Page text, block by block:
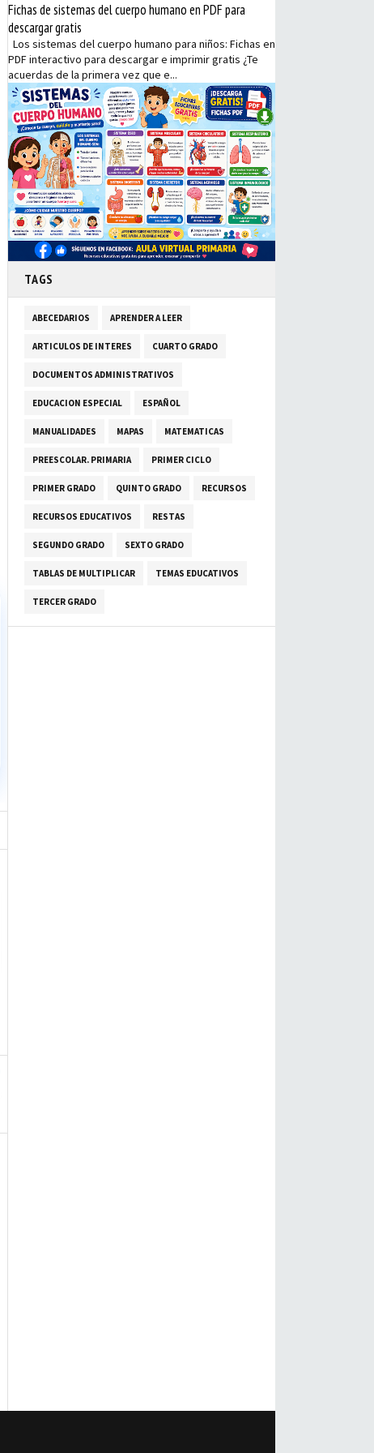
Fichas de sistemas del cuerpo humano en PDF para
descargar gratis
Los sistemas del cuerpo humano para niños: Fichas en
PDF interactivo para descargar e imprimir gratis ¿Te
acuerdas de la primera vez que e...
TAGS
ABECEDARIOS APRENDER A LEER
ARTICULOS DE INTERES CUARTO GRADO
DOCUMENTOS ADMINISTRATIVOS
EDUCACION ESPECIAL ESPAÑOL
MANUALIDADES MAPAS MATEMATICAS
PREESCOLAR. PRIMARIA PRIMER CICLO
PRIMER GRADO QUINTO GRADO RECURSOS
RECURSOS EDUCATIVOS RESTAS
SEGUNDO GRADO SEXTO GRADO
TABLAS DE MULTIPLICAR TEMAS EDUCATIVOS
TERCER GRADO